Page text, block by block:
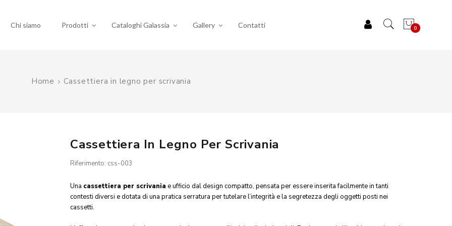
Chi siamo Prodotti Cataloghi Galassia Gallery Contatti 0
Home Cassettiera in legno per scrivania
Cassettiera In Legno Per Scrivania
Riferimento: css-003
Una cassettiera per scrivania e ufficio dal design compatto, pensata per essere inserita facilmente in tanti
contesti diversi e dotata di una pratica serratura per tutelare l’integrità e la segretezza degli oggetti posti nei
cassetti.